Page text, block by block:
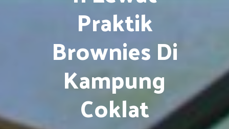
Praktik
Brownies Di
Kampung
Coklat